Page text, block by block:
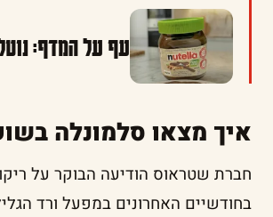
עף על המדף:
איך מצאו סלמונלה
חברת שטראוס הודיעה הבוקר על
בחודשיים האחרונים במפעל ורד